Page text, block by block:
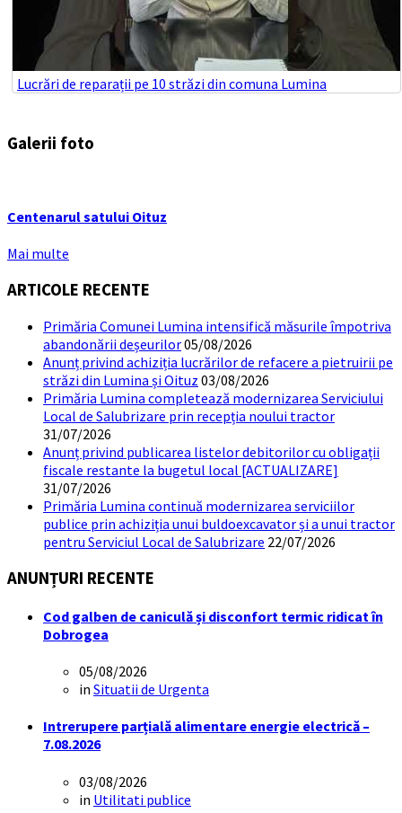
Lucrări de reparații pe 10 străzi din comuna Lumina
Galerii foto
Centenarul satului Oituz
Mai multe
ARTICOLE RECENTE
Primăria Comunei Lumina intensifică măsurile împotriva
abandonării deșeurilor05/08/2026
Anunț privind achiziția lucrărilor de refacere a pietruirii pe
străzi din Lumina și Oituz 03/08/2026
Primăria Lumina completează modernizarea Serviciului
Local de Salubrizare prin recepția noului tractor
31/07/2026
Anunț privind publicarea listelor debitorilor cu obligații
fiscale restante la bugetul local [ACTUALIZARE]
31/07/2026
Primăria Lumina continuă modernizarea serviciilor
publice prin achiziția unui buldoexcavator și a unui tractor
pentru Serviciul Local de Salubrizare 22/07/2026
ANUNȚURI RECENTE
Cod galben de caniculă și disconfort termic ridicat în
Dobrogea
05/08/2026
in Situatii de Urgenta
Intrerupere parțială alimentare energie electrică –
7.08.2026
03/08/2026
in Utilitati publice